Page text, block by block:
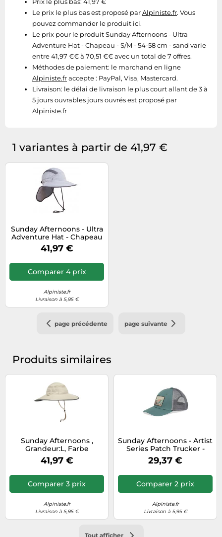
Le prix le plus bas est proposé parAlpiniste.fr. Vous
pouvez commander le produit ici.
Le prix pour le produit Sunday Afternoons - Ultra
Adventure Hat - Chapeau - S/M - 54-58 cm - sand varie
entre 41,97 €€ à 70,51 €€ avec un total de 7 offres.
Méthodes de paiement: le marchand en ligne
Alpiniste.fraccepte : PayPal, Visa, Mastercard.
Livraison: le délai de livraison le plus court allant de 3 à
5 jours ouvrables jours ouvrés est proposé par
Alpiniste.fr
1 variantes à partir de 41,97 €
Sunday Afternoons - Ultra
Adventure Hat - Chapeau
- L/XL - 58-63 cm - pumice
41,97 €
Comparer 4 prix
Alpiniste.fr
Livraison à 5,95 €
page précédente page suivante
Produits similaires
Sunday Afternoons ,
Grandeur:L, Farbe
SA:Sandstone
41,97 €
Comparer 3 prix
Alpiniste.fr
Livraison à 5,95 €
Sunday Afternoons - Artist
Series Patch Trucker -
Casquette - One Size - fly
free
29,37 €
Comparer 2 prix
Alpiniste.fr
Livraison à 5,95 €
Tout afficher